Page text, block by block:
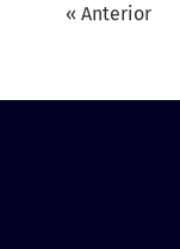
« Anterior